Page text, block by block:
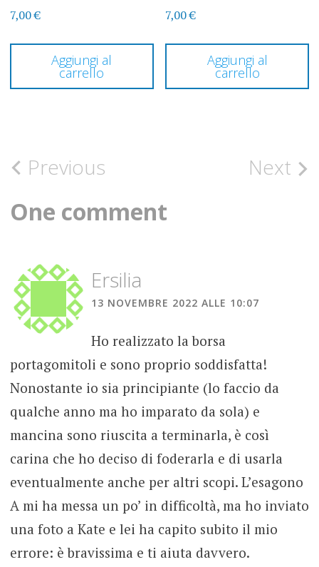
7,00€
Aggiungi al
carrello
7,00€
Aggiungi al
carrello
Post
navigation
Previous Next
One comment
Ersilia
13 NOVEMBRE 2022 ALLE 10:07
Ho realizzato la borsa
portagomitoli e sono proprio soddisfatta!
Nonostante io sia principiante (lo faccio da
qualche anno ma ho imparato da sola) e
mancina sono riuscita a terminarla, è così
carina che ho deciso di foderarla e di usarla
eventualmente anche per altri scopi. L’esagono
A mi ha messa un po’ in difficoltà, ma ho inviato
una foto a Kate e lei ha capito subito il mio
errore: è bravissima e ti aiuta davvero.